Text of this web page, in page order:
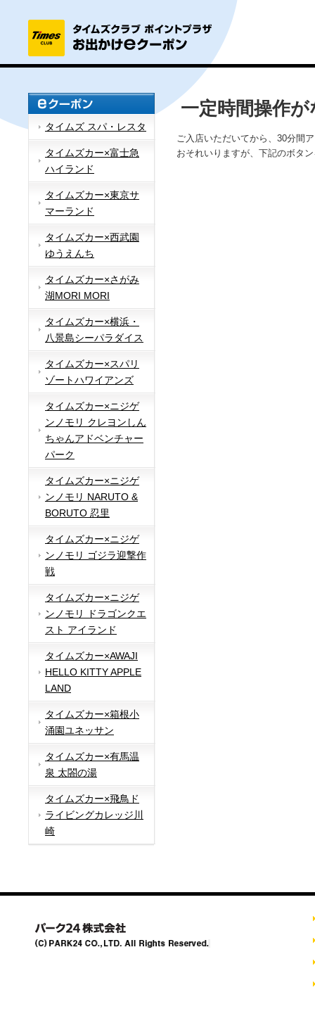
タイムズ スパ・レスタ
タイムズカー×富士急
ハイランド
タイムズカー×東京サ
マーランド
タイムズカー×西武園
ゆうえんち
タイムズカー×さがみ
湖MORI MORI
タイムズカー×横浜・
八景島シーパラダイス
タイムズカー×スパリ
ゾートハワイアンズ
タイムズカー×ニジゲ
ンノモリ クレヨンしん
ちゃんアドベンチャー
パーク
タイムズカー×ニジゲ
ンノモリ NARUTO &
BORUTO 忍里
タイムズカー×ニジゲ
ンノモリ ゴジラ迎撃作
戦
タイムズカー×ニジゲ
ンノモリ ドラゴンクエ
スト アイランド
タイムズカー×AWAJI
HELLO KITTY APPLE
LAND
タイムズカー×箱根小
涌園ユネッサン
タイムズカー×有馬温
泉 太閤の湯
タイムズカー×飛鳥ド
ライビングカレッジ川
崎
一定時間操作
ご入店いただいてから、30分間
おそれいりますが、下記のボタ